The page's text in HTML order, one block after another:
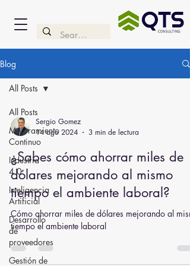
Blog
All Posts
Mejoramiento
Continuo
Industria
4.0
Inteligencia
Artificial
Desarrollo
de
proveedores
Gestión de
All Posts
Sergio Gomez
14 ago 2024
3 min de lectura
¿Sabes cómo ahorrar miles de
dólares mejorando al mismo
tiempo el ambiente laboral?
Cómo ahorrar miles de dólares mejorando al
tiempo el ambiente laboral